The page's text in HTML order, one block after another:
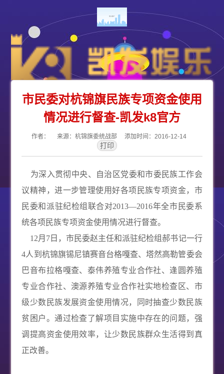
市民委对杭锦旗民族专项资金使用
情况进行督查-凯发k8官方
作者： 来源：杭锦旗委统战部 添加时间：2016-12-14
为深入贯彻中央、自治区党委和市委民族工作会
议精神，进一步管理使用好各项民族专项资金，市
民委和派驻纪检组联合对2013—2016年全市民委系
统各项民族专项资金使用情况进行督查。
12月 7日，市民委赵主任和派驻纪检组郝书记一行
4人到杭锦旗锡尼镇赛音台格嘎查、塔然高勒管委会
巴音布拉格嘎查、泰伟养殖专业合作社、逢圆养殖
专业合作社、澳源养殖专业合作社实地检查区、市
级少数民族发展资金使用情况，同时抽查少数民族
贫困户。通过检查了解项目实施中存在的问题，强
调提高资金使用效率，让少数民族群众生活得到真
正改善。